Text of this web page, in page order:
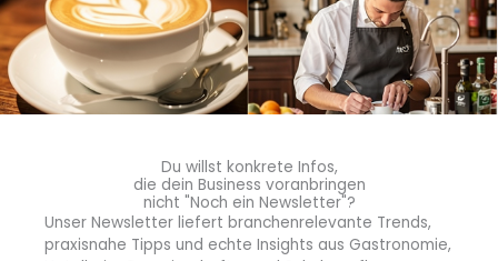
Intergastra 2026 setzte starke Impulse für
Gemeinschaftsgastronomie und Hospitality
Die Intergastra 2026 ging erfolgreich zu Ende. Dazu trugen
Schulverpflegungskongress und das LunchLab.
Du willst konkrete Infos,
die dein Business voranbringen
nicht "Noch ein Newsletter"?
Unser Newsletter liefert branchenrelevante Trends,
praxisnahe Tipps und echte Insights aus Gastronomie,